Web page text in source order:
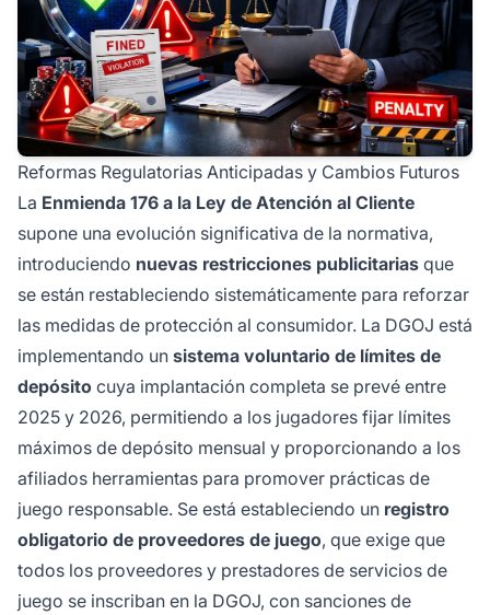
Reformas Regulatorias Anticipadas y Cambios Futuros
La Enmienda 176 a la Ley de Atención al Cliente
supone una evolución significativa de la normativa,
introduciendo nuevas restricciones publicitarias que
se están restableciendo sistemáticamente para reforzar
las medidas de protección al consumidor. La DGOJ está
implementando un sistema voluntario de límites de
depósito cuya implantación completa se prevé entre
2025 y 2026, permitiendo a los jugadores fijar límites
máximos de depósito mensual y proporcionando a los
afiliados herramientas para promover prácticas de
juego responsable. Se está estableciendo un registro
obligatorio de proveedores de juego, que exige que
todos los proveedores y prestadores de servicios de
juego se inscriban en la DGOJ, con sanciones de